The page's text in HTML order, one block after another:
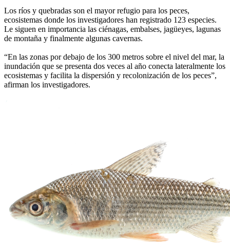
Los ríos y quebradas son el mayor refugio para los peces,
ecosistemas donde los investigadores han registrado 123 especies.
Le siguen en importancia las ciénagas, embalses, jagüeyes, lagunas
de montaña y finalmente algunas cavernas.
“En las zonas por debajo de los 300 metros sobre el nivel del mar, la
inundación que se presenta dos veces al año conecta lateralmente los
ecosistemas y facilita la dispersión y recolonización de los peces”,
afirman los investigadores.